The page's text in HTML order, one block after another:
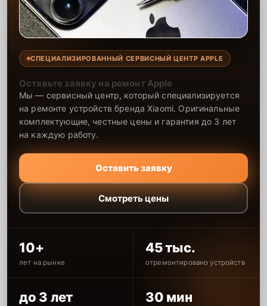
СПЕЦИАЛИЗИРОВАННЫЙ СЕРВИСНЫЙ ЦЕНТР APPLE
Оставьте заявку на ремонт Apple
Мы — сервисный центр, который специализируется
на ремонте устройств бренда Xiaomi. Оригинальные
комплектующие, честные цены и гарантия до 3 лет
на каждую работу.
Оставить заявку
Смотреть цены
10+
лет на рынке
45 тыс.
отремонтировано устройств
до 3 лет 30 мин